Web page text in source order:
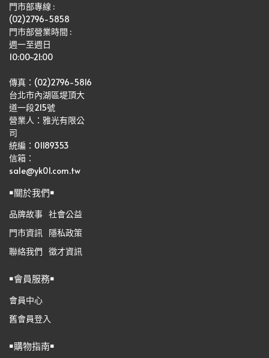
門市部專線 :
(02)2796-5858
門市部營業時間 :
週一至週日
10:00~21:00
傳真：(02)2796-5816
台北市內湖區堤頂大
道一段215號
營業人：雅光有限公
司
統編：01189353
信箱：
sale@yk01.com.tw
￭關於我們￭
品牌故事 社會公益
門市資訊 隱私政策
聯絡我們 徵才資訊
￭會員服務￭
會員中心
舊會員登入
￭購物指南￭